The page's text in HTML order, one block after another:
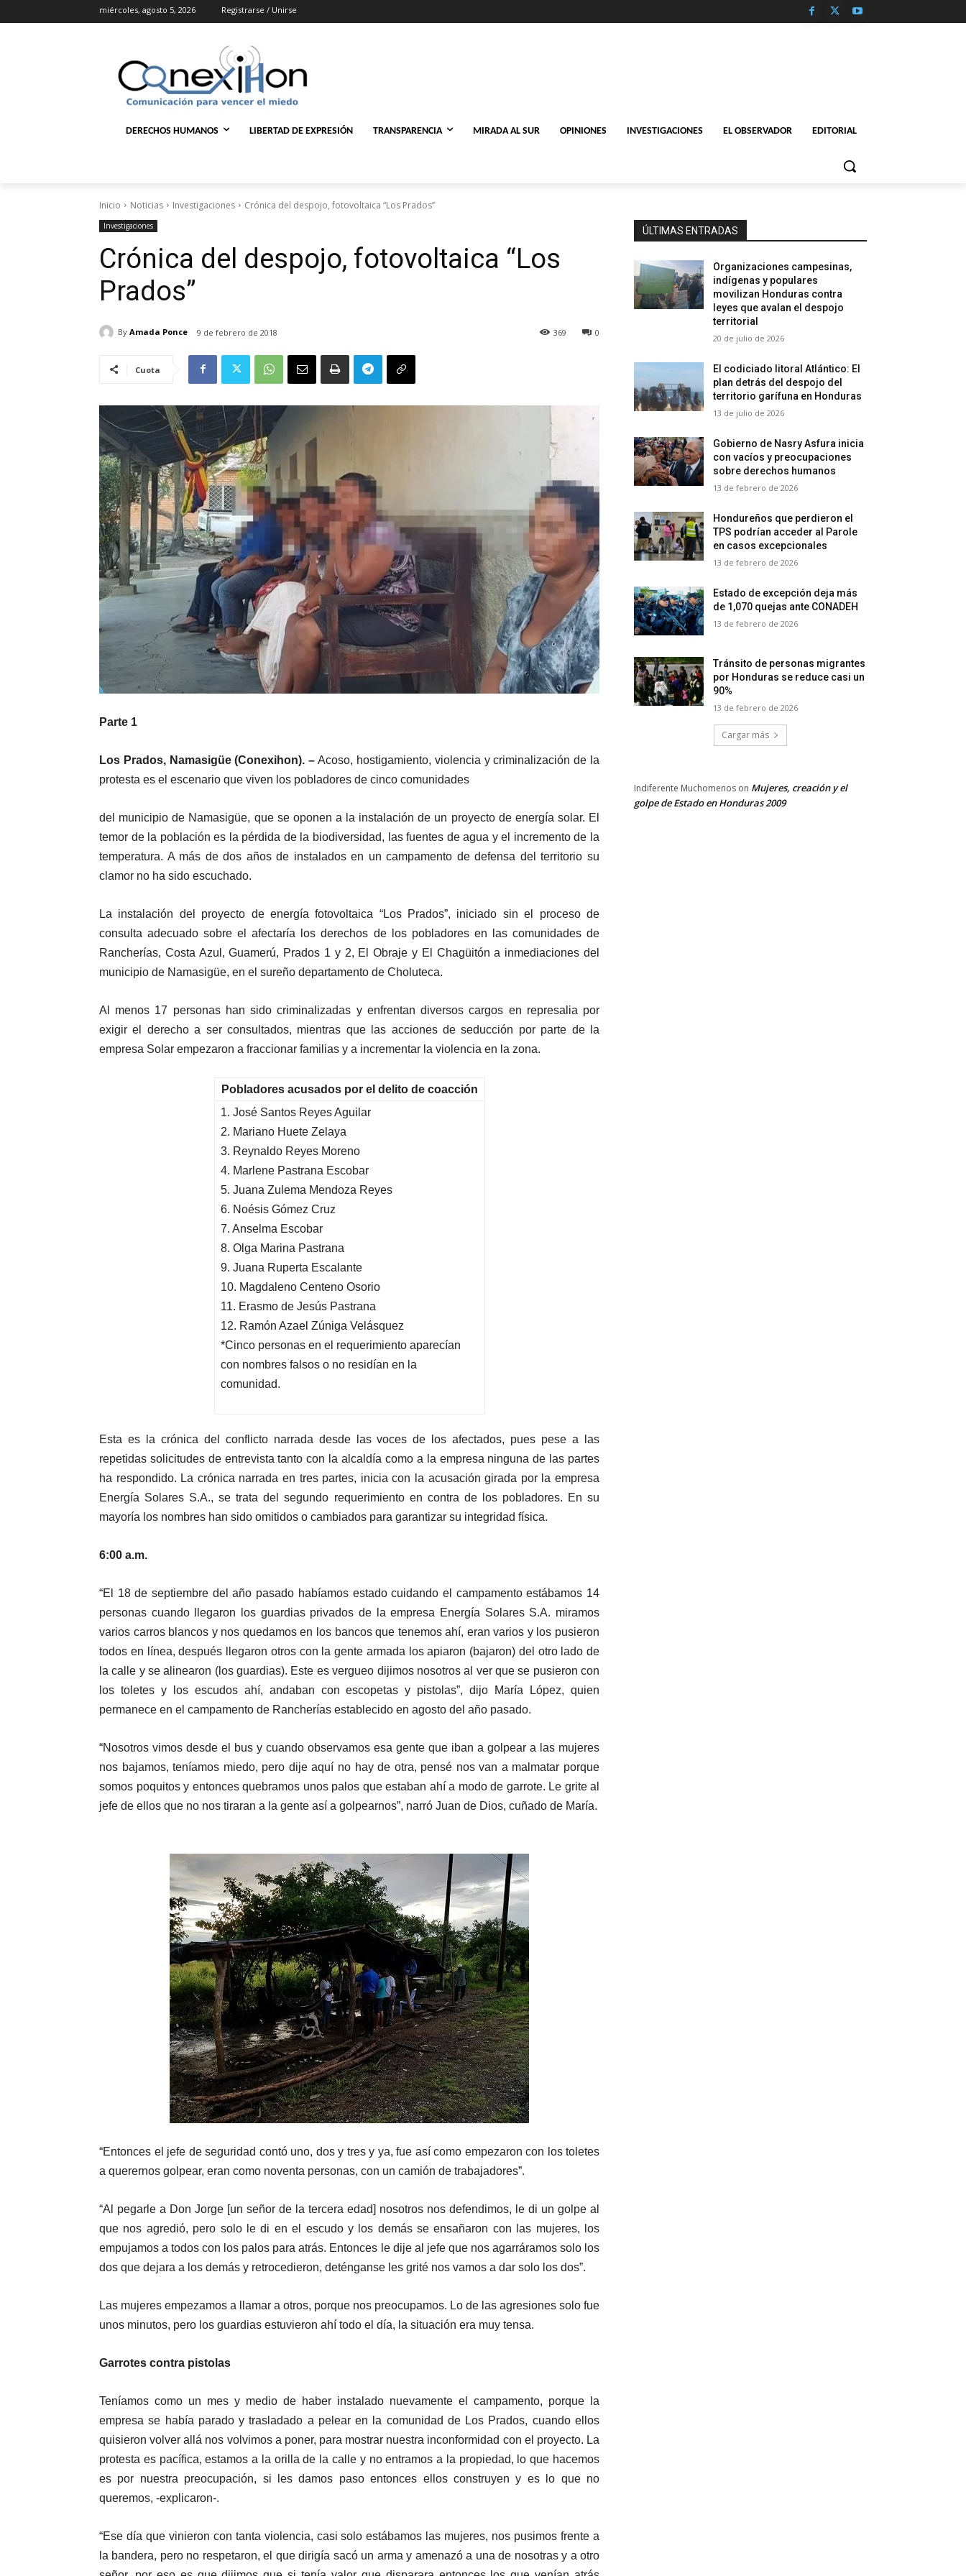
miércoles, agosto 5, 2026 Registrarse / Unirse
DERECHOS HUMANOS LIBERTAD DE EXPRESIÓN TRANSPARENCIA MIRADA AL SUR OPINIONES INVESTIGACIONES EL OBSERVADOR EDITORIAL
Inicio Noticias Investigaciones Crónica del despojo, fotovoltaica “Los Prados”
Investigaciones
Crónica del despojo, fotovoltaica “Los
Prados”
By Amada Ponce 9 de febrero de 2018 0
369
Cuota
Parte 1
Los Prados, Namasigüe (Conexihon). – Acoso, hostigamiento, violencia y criminalización de la
protesta es el escenario que viven los pobladores de cinco comunidades
del municipio de Namasigüe, que se oponen a la instalación de un proyecto de energía solar. El
temor de la población es la pérdida de la biodiversidad, las fuentes de agua y el incremento de la
temperatura. A más de dos años de instalados en un campamento de defensa del territorio su
clamor no ha sido escuchado.
La instalación del proyecto de energía fotovoltaica “Los Prados”, iniciado sin el proceso de
consulta adecuado sobre el afectaría los derechos de los pobladores en las comunidades de
Rancherías, Costa Azul, Guamerú, Prados 1 y 2, El Obraje y El Chagüitón a inmediaciones del
municipio de Namasigüe, en el sureño departamento de Choluteca.
Al menos 17 personas han sido criminalizadas y enfrentan diversos cargos en represalia por
exigir el derecho a ser consultados, mientras que las acciones de seducción por parte de la
empresa Solar empezaron a fraccionar familias y a incrementar la violencia en la zona.
Pobladores acusados por el delito de coacción
1. José Santos Reyes Aguilar
2. Mariano Huete Zelaya
3. Reynaldo Reyes Moreno
4. Marlene Pastrana Escobar
5. Juana Zulema Mendoza Reyes
6. Noésis Gómez Cruz
7. Anselma Escobar
8. Olga Marina Pastrana
9. Juana Ruperta Escalante
10. Magdaleno Centeno Osorio
11. Erasmo de Jesús Pastrana
12. Ramón Azael Zúniga Velásquez
*Cinco personas en el requerimiento aparecían
con nombres falsos o no residían en la
comunidad.
Esta es la crónica del conflicto narrada desde las voces de los afectados, pues pese a las
repetidas solicitudes de entrevista tanto con la alcaldía como a la empresa ninguna de las partes
ha respondido. La crónica narrada en tres partes, inicia con la acusación girada por la empresa
Energía Solares S.A., se trata del segundo requerimiento en contra de los pobladores. En su
mayoría los nombres han sido omitidos o cambiados para garantizar su integridad física.
6:00 a.m.
“El 18 de septiembre del año pasado habíamos estado cuidando el campamento estábamos 14
personas cuando llegaron los guardias privados de la empresa Energía Solares S.A. miramos
varios carros blancos y nos quedamos en los bancos que tenemos ahí, eran varios y los pusieron
todos en línea, después llegaron otros con la gente armada los apiaron (bajaron) del otro lado de
la calle y se alinearon (los guardias). Este es vergueo dijimos nosotros al ver que se pusieron con
los toletes y los escudos ahí, andaban con escopetas y pistolas”, dijo María López, quien
permanece en el campamento de Rancherías establecido en agosto del año pasado.
“Nosotros vimos desde el bus y cuando observamos esa gente que iban a golpear a las mujeres
nos bajamos, teníamos miedo, pero dije aquí no hay de otra, pensé nos van a malmatar porque
somos poquitos y entonces quebramos unos palos que estaban ahí a modo de garrote. Le grite al
jefe de ellos que no nos tiraran a la gente así a golpearnos”, narró Juan de Dios, cuñado de María.
“Entonces el jefe de seguridad contó uno, dos y tres y ya, fue así como empezaron con los toletes
a querernos golpear, eran como noventa personas, con un camión de trabajadores”.
“Al pegarle a Don Jorge [un señor de la tercera edad] nosotros nos defendimos, le di un golpe al
que nos agredió, pero solo le di en el escudo y los demás se ensañaron con las mujeres, los
empujamos a todos con los palos para atrás. Entonces le dije al jefe que nos agarráramos solo los
dos que dejara a los demás y retrocedieron, deténganse les grité nos vamos a dar solo los dos”.
Las mujeres empezamos a llamar a otros, porque nos preocupamos. Lo de las agresiones solo fue
unos minutos, pero los guardias estuvieron ahí todo el día, la situación era muy tensa.
Garrotes contra pistolas
Teníamos como un mes y medio de haber instalado nuevamente el campamento, porque la
empresa se había parado y trasladado a pelear en la comunidad de Los Prados, cuando ellos
quisieron volver allá nos volvimos a poner, para mostrar nuestra inconformidad con el proyecto. La
protesta es pacífica, estamos a la orilla de la calle y no entramos a la propiedad, lo que hacemos
es por nuestra preocupación, si les damos paso entonces ellos construyen y es lo que no
queremos, -explicaron-.
“Ese día que vinieron con tanta violencia, casi solo estábamos las mujeres, nos pusimos frente a
la bandera, pero no respetaron, el que dirigía sacó un arma y amenazó a una de nosotras y a otro
ÚLTIMAS ENTRADAS
Organizaciones campesinas,
indígenas y populares
movilizan Honduras contra
leyes que avalan el despojo
territorial
20 de julio de 2026
El codiciado litoral Atlántico: El
plan detrás del despojo del
territorio garífuna en Honduras
13 de julio de 2026
Gobierno de Nasry Asfura inicia
con vacíos y preocupaciones
sobre derechos humanos
13 de febrero de 2026
Hondureños que perdieron el
TPS podrían acceder al Parole
en casos excepcionales
13 de febrero de 2026
Estado de excepción deja más
de 1,070 quejas ante CONADEH
13 de febrero de 2026
Tránsito de personas migrantes
por Honduras se reduce casi un
90%
13 de febrero de 2026
Cargar más
Indiferente Muchomenos on Mujeres, creación y el
golpe de Estado en Honduras 2009